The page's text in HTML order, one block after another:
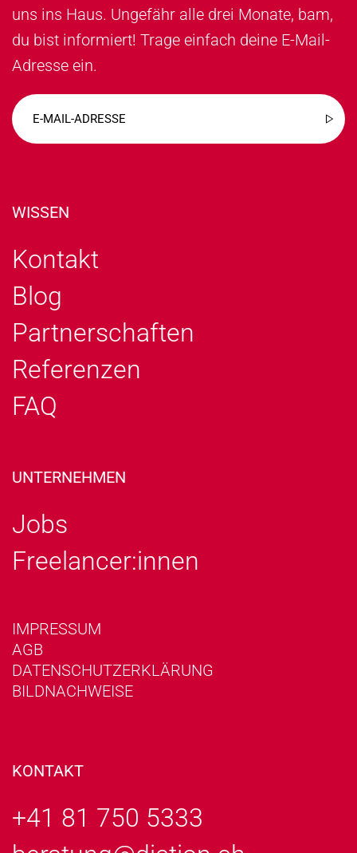
uns ins Haus. Ungefähr alle drei Monate, bam,
du bist informiert! Trage einfach deine E-Mail-
Adresse ein.
WISSEN
Kontakt
Blog
Partnerschaften
Referenzen
FAQ
UNTERNEHMEN
Jobs
Freelancer:innen
IMPRESSUM
AGB
DATENSCHUTZERKLÄRUNG
BILDNACHWEISE
KONTAKT
+41 81 750 5333